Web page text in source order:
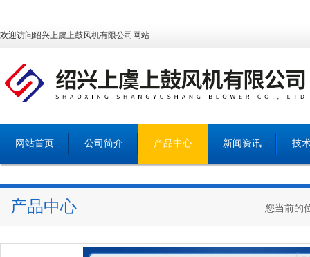
欢迎访问绍兴上虞上鼓风机有限公司网站
网站首页 公司简介 产品中心 新闻资讯 技
产品中心 您当前的